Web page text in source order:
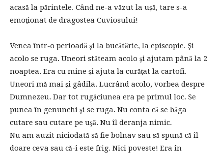
acasă la părintele. Când ne-a văzut la uşă, tare s-a
emoţionat de dragostea Cuviosului!
Venea într-o perioadă şi la bucătărie, la episcopie. Şi
acolo se ruga. Uneori stăteam acolo şi ajutam până la 2
noaptea. Era cu mine şi ajuta la curăţat la cartofi.
Uneori mă mai şi gâdila. Lucrând acolo, vorbea despre
Dumnezeu. Dar tot rugăciunea era pe primul loc. Se
punea în genunchi şi se ruga. Nu conta că se băga
cutare sau cutare pe uşă. Nu îl deranja nimic.
Nu am auzit niciodată să fie bolnav sau să spună că îl
doare ceva sau că-i este frig. Nici poveste! Era în